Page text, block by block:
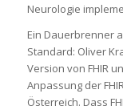
Neurologie
Ein Dauerbrenner
Standard: Oliver
Version von FHIR
Anpassung der
Österreich. Dass